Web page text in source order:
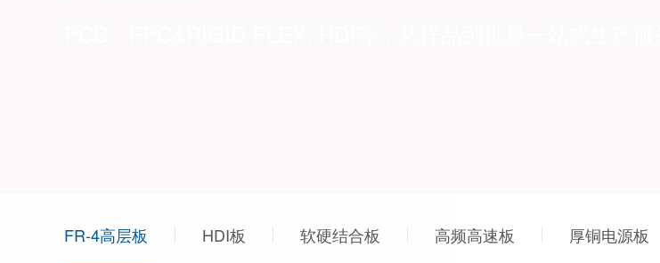
FR-4高层板 HDI板 软硬结合板 高频高速板 厚铜电源板